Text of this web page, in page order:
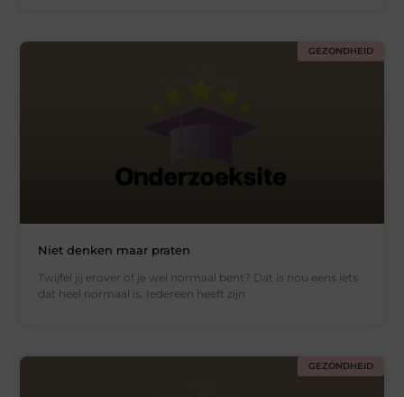
GEZONDHEID
Niet denken maar praten
Twijfel jij erover of je wel normaal bent? Dat is nou eens iets
dat heel normaal is. Iedereen heeft zijn
GEZONDHEID